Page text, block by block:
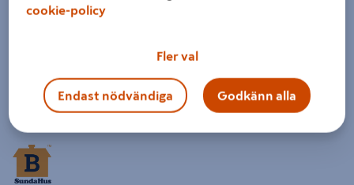
Dra på bilden för att zooma in
cookie-policy
Fler val
Endast nödvändiga Godkänn alla